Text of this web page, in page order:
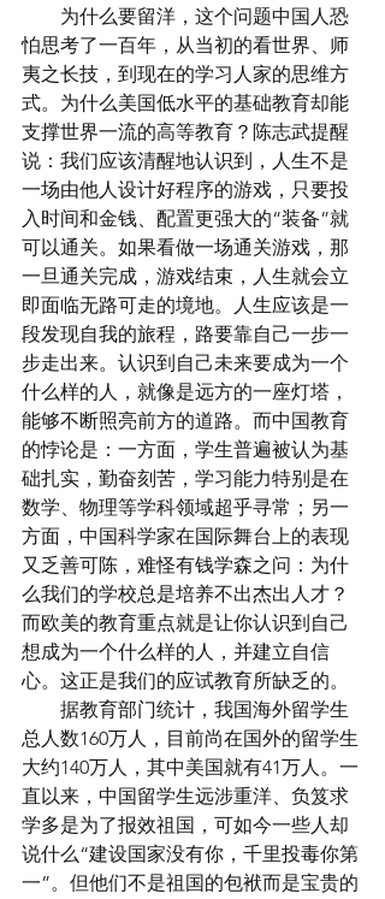
为什么要留洋，这个问题中国人恐
怕思考了一百年，从当初的看世界、师
夷之长技，到现在的学习人家的思维方
式。为什么美国低水平的基础教育却能
支撑世界一流的高等教育？陈志武提醒
说：我们应该清醒地认识到，人生不是
一场由他人设计好程序的游戏，只要投
入时间和金钱、配置更强大的“装备”就
可以通关。如果看做一场通关游戏，那
一旦通关完成，游戏结束，人生就会立
即面临无路可走的境地。人生应该是一
段发现自我的旅程，路要靠自己一步一
步走出来。认识到自己未来要成为一个
什么样的人，就像是远方的一座灯塔，
能够不断照亮前方的道路。而中国教育
的悖论是：一方面，学生普遍被认为基
础扎实，勤奋刻苦，学习能力特别是在
数学、物理等学科领域超乎寻常；另一
方面，中国科学家在国际舞台上的表现
又乏善可陈，难怪有钱学森之问：为什
么我们的学校总是培养不出杰出人才？
而欧美的教育重点就是让你认识到自己
想成为一个什么样的人，并建立自信
心。这正是我们的应试教育所缺乏的。
据教育部门统计，我国海外留学生
总人数160万人，目前尚在国外的留学生
大约140万人，其中美国就有41万人。一
直以来，中国留学生远涉重洋、负笈求
学多是为了报效祖国，可如今一些人却
说什么“建设国家没有你，千里投毒你第
一”。但他们不是祖国的包袱而是宝贵的